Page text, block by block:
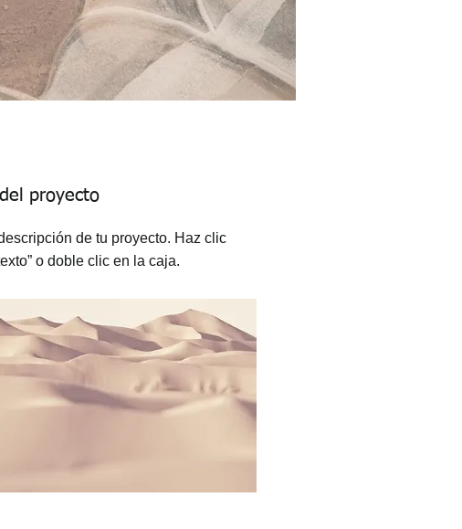
proyecto
de tu proyecto. Haz clic
o doble clic en la caja.